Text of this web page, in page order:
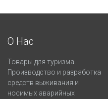
О Нас
Товары для туризма.
Производство и разработка
средств выживания и
носимых аварийных